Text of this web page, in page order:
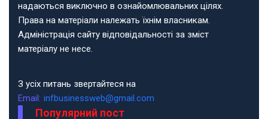
надаються виключно в ознайомлювальних цілях.
Права на матеріали належать їхнім власникам.
Адміністрація сайту відповідальності за зміст
матеріалу не несе.
З усіх питань звертайтеся на
Email: infbusinessweb@gmail.com
Популярний пост